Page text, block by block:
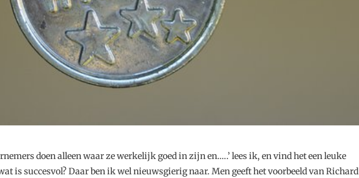
doen alleen waar ze werkelijk goed in zijn en…..’ lees ik, en vind het een leuke
is succesvol? Daar ben ik wel nieuwsgierig naar. Men geeft het voorbeeld van Richard